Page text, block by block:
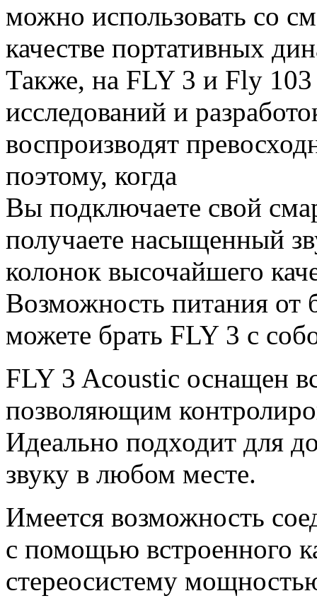
можно использовать со
качестве портативных
Также, на FLY 3 и Fly
исследований и
воспроизводят
поэтому, когда
Вы подключаете свой
получаете насыщенный
колонок высочайшего
Возможность питания от
можете брать FLY 3 с
FLY 3 Acoustic оснащен
позволяющим
Идеально подходит для
звуку в любом месте.
Имеется возможность
с помощью встроенного
стереосистему